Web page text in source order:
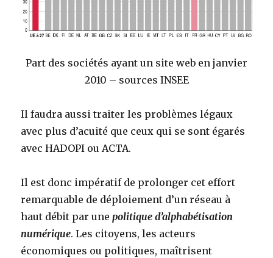
Part des sociétés ayant un site web en janvier
2010 – sources INSEE
Il faudra aussi traiter les problèmes légaux
avec plus d’acuité que ceux qui se sont égarés
avec HADOPI ou ACTA.
Il est donc impératif de prolonger cet effort
remarquable de déploiement d’un réseau à
haut débit par unepolitique d’alphabétisation
numérique. Les citoyens, les acteurs
économiques ou politiques, maîtrisent